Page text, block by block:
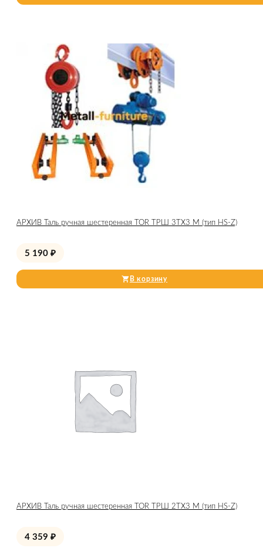
АРХИВ Таль ручная шестеренная TOR ТРШ 3ТХ3 М (тип HS-Z)
5 190 ₽
В корзину
АРХИВ Таль ручная шестеренная TOR ТРШ 2ТХ3 М (тип HS-Z)
4 359 ₽